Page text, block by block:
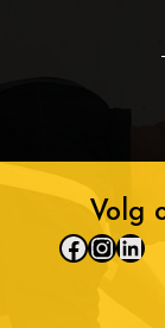
Volg